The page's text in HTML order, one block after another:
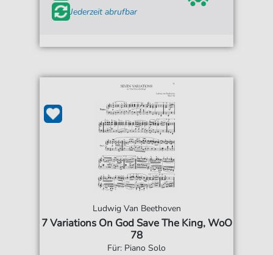
Jederzeit abrufbar
Ludwig Van Beethoven
7 Variations On God Save The King, WoO
78
Für: Piano Solo